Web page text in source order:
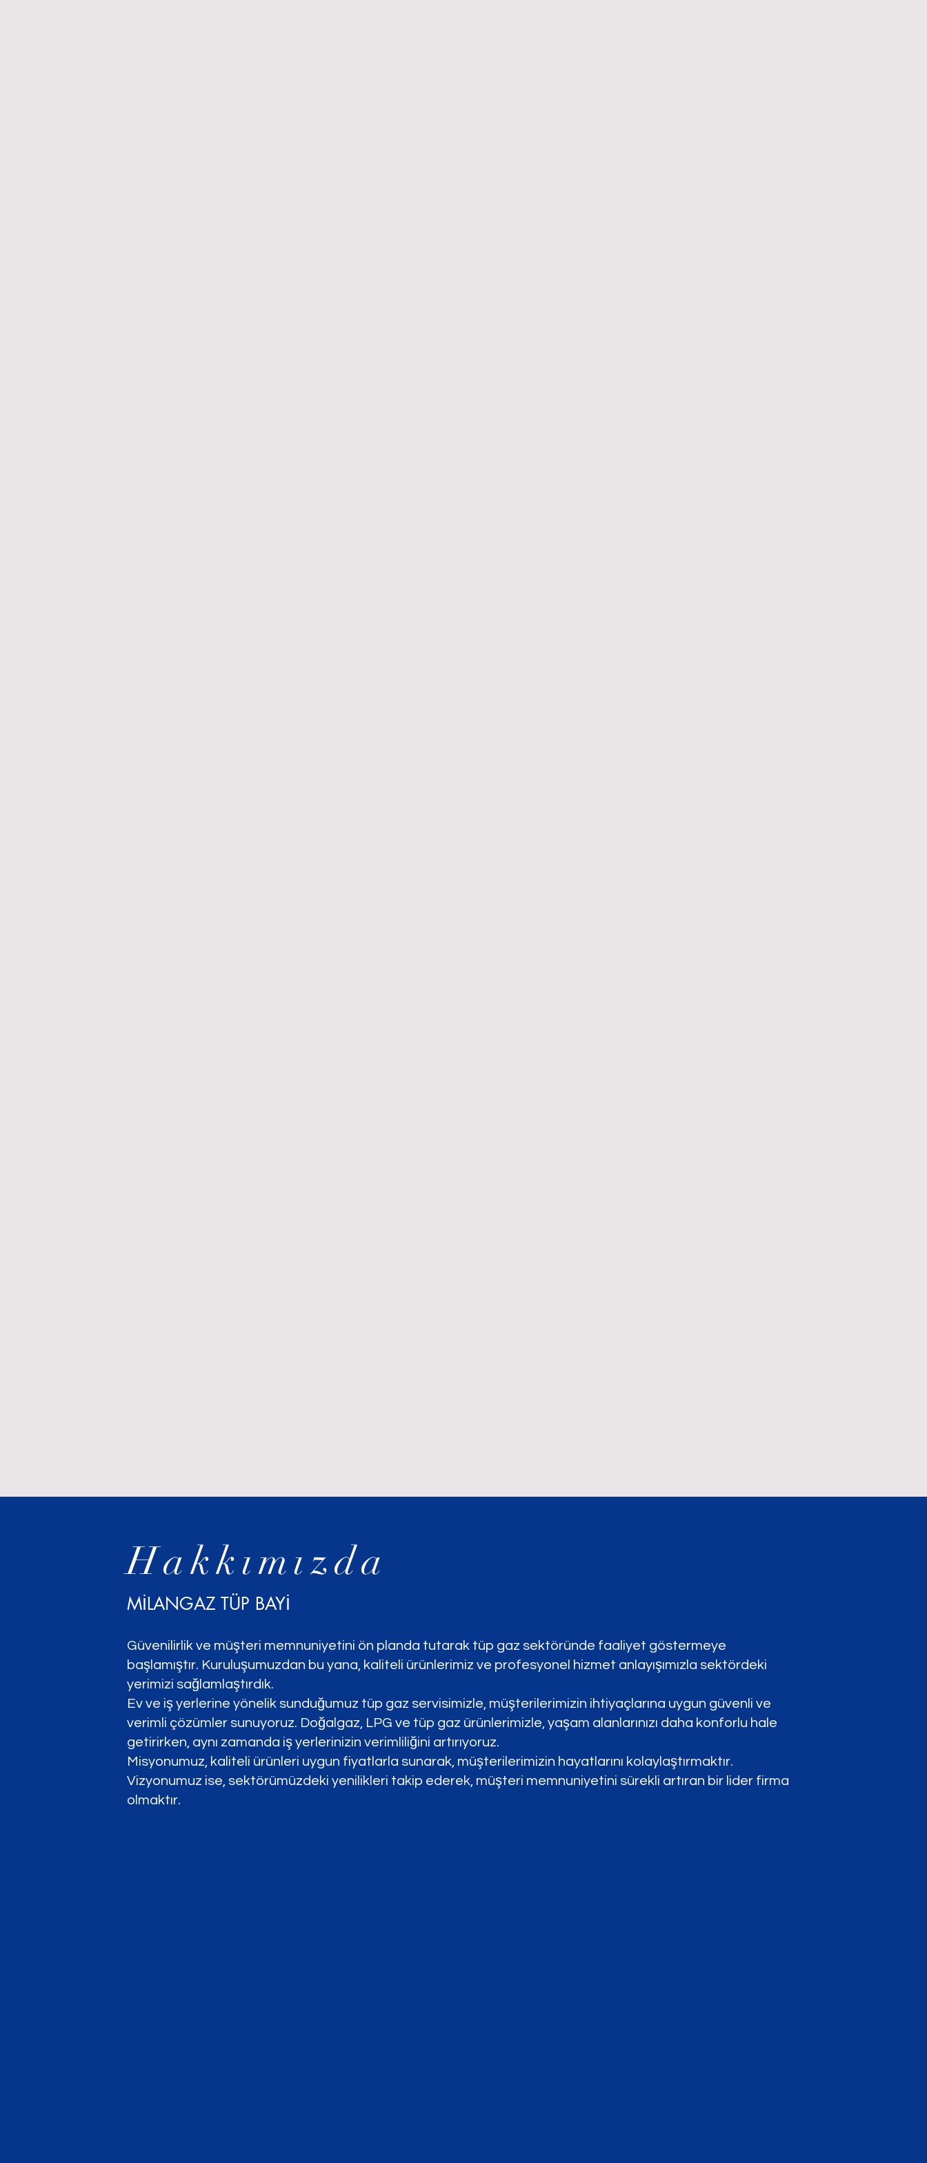
Hakkımızda
MİLANGAZ TÜP BAYİ
Güvenilirlik ve müşteri memnuniyetini ön planda tutarak tüp gaz sektöründe faaliyet göstermeye
başlamıştır. Kuruluşumuzdan bu yana, kaliteli ürünlerimiz ve profesyonel hizmet anlayışımızla sektördeki
yerimizi sağlamlaştırdık.
Ev ve iş yerlerine yönelik sunduğumuz tüp gaz servisimizle, müşterilerimizin ihtiyaçlarına uygun güvenli ve
verimli çözümler sunuyoruz. Doğalgaz, LPG ve tüp gaz ürünlerimizle, yaşam alanlarınızı daha konforlu hale
getirirken, aynı zamanda iş yerlerinizin verimliliğini artırıyoruz.
Misyonumuz, kaliteli ürünleri uygun fiyatlarla sunarak, müşterilerimizin hayatlarını kolaylaştırmaktır.
Vizyonumuz ise, sektörümüzdeki yenilikleri takip ederek, müşteri memnuniyetini sürekli artıran bir lider firma
olmaktır.